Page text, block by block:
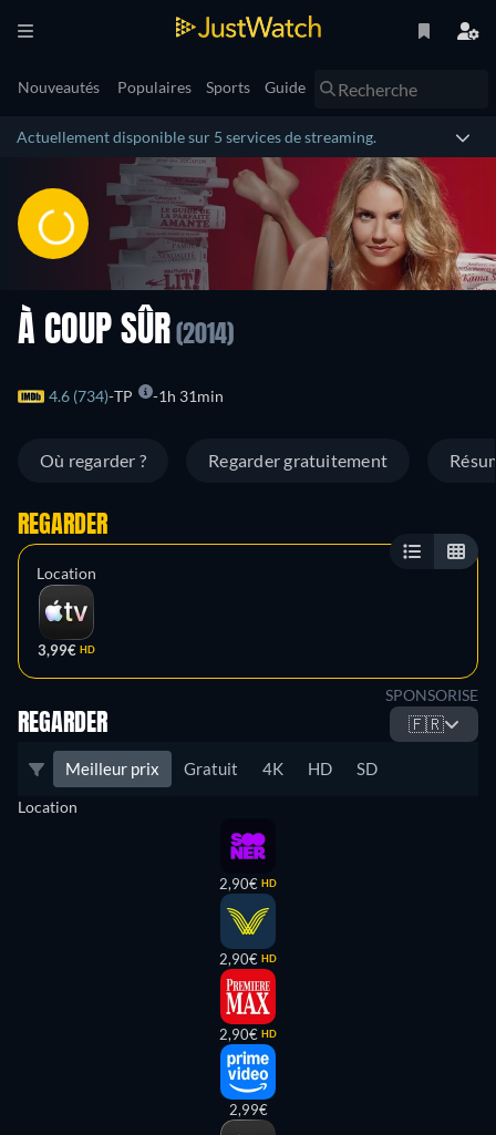
Nouveautés Populaires Sports Guide
Actuellement disponible sur 5 services de streaming.
À COUP SÛR (2014)
4.6 (734) TP 1h 31min
Où regarder ? Regarder gratuitement
REGARDER
Location
3,99€ HD
SPONSORISE
REGARDER 🇫🇷
Meilleur prix Gratuit 4K HD SD
Location
2,90€ HD
2,90€ HD
2,90€ HD
2,99€